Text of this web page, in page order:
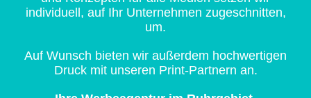
individuell, auf Ihr Unternehmen zugeschnitten,
um.
Auf Wunsch bieten wir außerdem hochwertigen
Druck mit unseren Print-Partnern an.